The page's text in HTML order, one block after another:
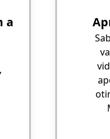
a